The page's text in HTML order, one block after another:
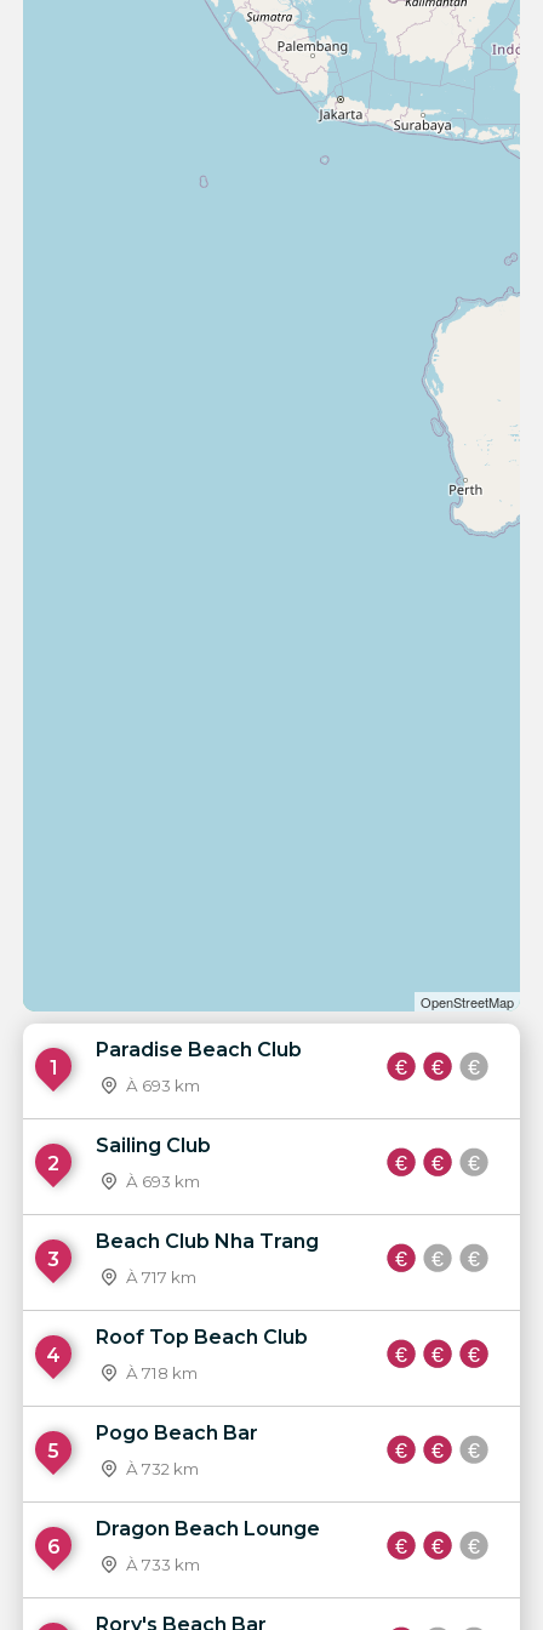
OpenStreetMap
1
Paradise Beach Club
À 693 km
2
Sailing Club
À 693 km
3
Beach Club Nha Trang
À 717 km
4
Roof Top Beach Club
À 718 km
5
Pogo Beach Bar
À 732 km
6
Dragon Beach Lounge
À 733 km
Rory's Beach Bar